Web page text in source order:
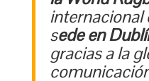
internacional
sede en
gracias a la